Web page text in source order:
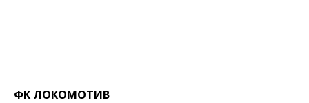
ФК ЛОКОМОТИВ